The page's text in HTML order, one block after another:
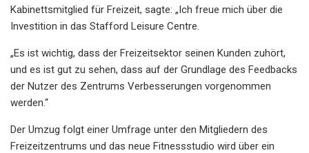
Kabinettsmitglied für Freizeit, sagte: „Ich freue mich über die
Investition in das Stafford Leisure Centre.
„Es ist wichtig, dass der Freizeitsektor seinen Kunden zuhört,
und es ist gut zu sehen, dass auf der Grundlage des Feedbacks
der Nutzer des Zentrums Verbesserungen vorgenommen
werden.“
Der Umzug folgt einer Umfrage unter den Mitgliedern des
Freizeitzentrums und das neue Fitnessstudio wird über ein